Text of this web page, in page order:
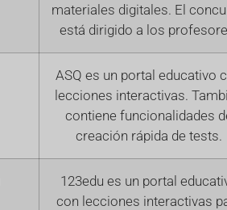
materiales digitales. El
está dirigido a los
ASQ es un portal educativo
lecciones interactivas.
contiene funcionalidades
creación rápida de tests.
123edu es un portal
con lecciones interactivas